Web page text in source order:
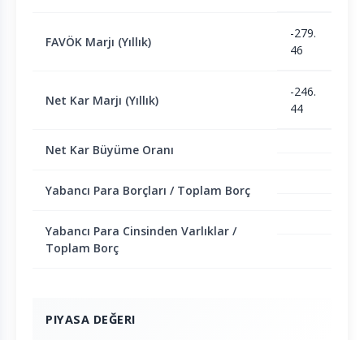
FAVÖK Marjı (Yıllık)
-279.
46
Net Kar Marjı (Yıllık)
-246.
44
Net Kar Büyüme Oranı
Yabancı Para Borçları / Toplam Borç
Yabancı Para Cinsinden Varlıklar /
Toplam Borç
PIYASA DEĞERI